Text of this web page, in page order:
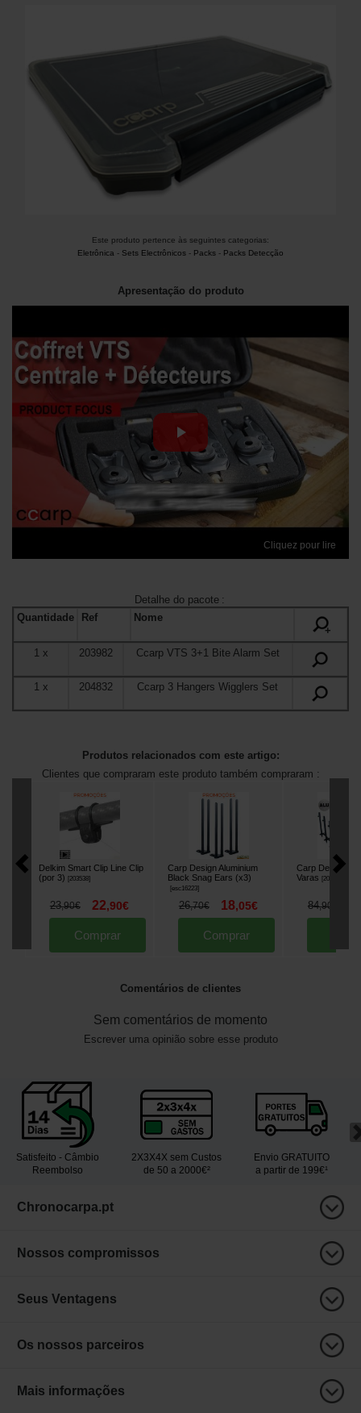
Este produto pertence às seguintes categorias:
Eletrônica - Sets Electrônicos - Packs - Packs Detecção
Apresentação do produto
Cliquez pour lire
Detalhe do pacote:
Quantidade
Ref
Nome
+
1 x 203982 Ccarp VTS 3+1 Bite Alarm Set
1x 204832 Ccarp 3 Hangers Wigglers Set
Produtos relacionados com este artigo:
Clientes que compraram este produto também compraram :
Delkim Smart Clip Line Clip
(por 3)
[203538]
23,90€ 22,90€
Comprar
Carp Design Aluminium
Black Snag Ears (x3)
[esc16223]
26,70€ 18,05€
Comprar
Carp Design
Varas
[205761
84,90
Comentários de clientes
Sem comentários de momento
Escrever uma opinião sobre esse produto
Satisfeito - Câmbio
Reembolso
2X3X4X sem Custos
de 50 a 2000€²
Envio GRATUITO
a partir de 199€¹
Chronocarpa.pt
Nossos compromissos
Seus Ventagens
Os nossos parceiros
Mais informações